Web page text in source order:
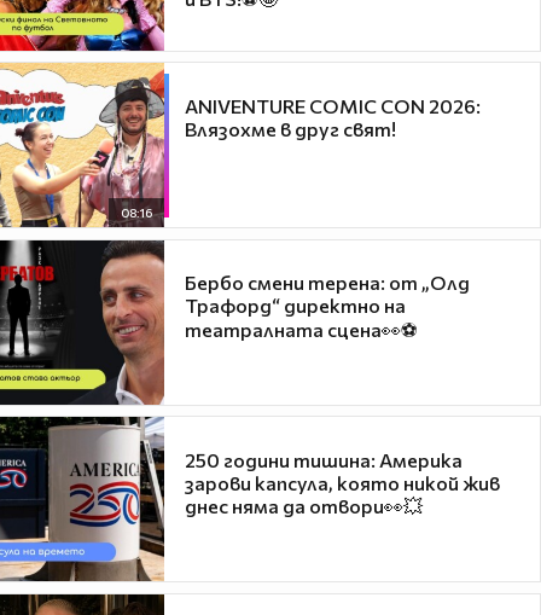
08:16
ANIVENTURE COMIC CON 2026:
Влязохме в друг свят!
Бербо смени терена: от „Олд
Трафорд“ директно на
театралната сцена👀⚽
250 години тишина: Америка
зарови капсула, която никой жив
днес няма да отвори👀💥